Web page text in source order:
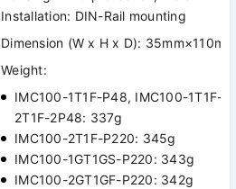
Installation: DIN-Rail mounting
Dimension (W x H x D):
Weight:
IMC100-1T1F-P48, IMC100-1T1F-
2T1F-2P48: 337g
IMC100-2T1F-P220: 345g
IMC100-1GT1GS-P220: 343g
IMC100-2GT1GF-P220: 342g